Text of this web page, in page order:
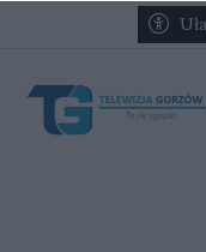
Przejdź do głównych
Przejdź do